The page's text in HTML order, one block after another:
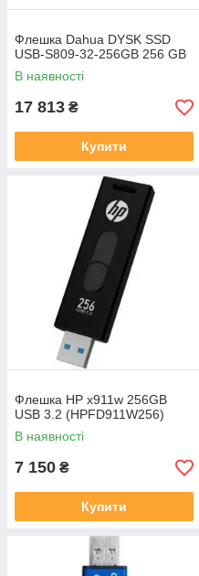
Флешка Dahua DYSK SSD
USB-S809-32-256GB 256 GB
В наявності
17 813 ₴
Купити
Флешка HP x911w 256GB
USB 3.2 (HPFD911W256)
В наявності
7 150 ₴
Купити